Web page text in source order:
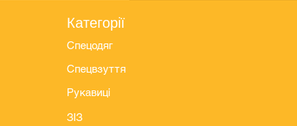
Категорії
Спецодяг
Спецвзуття
Рукавиці
ЗІЗ